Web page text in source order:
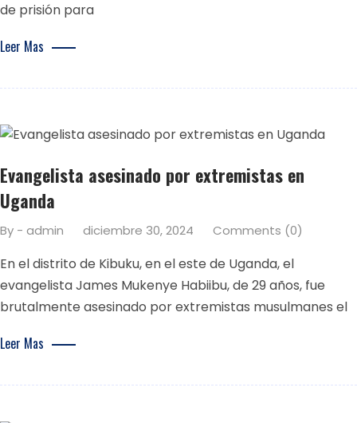
de prisión para
Leer Mas
Evangelista asesinado por extremistas en
Uganda
By - admin diciembre 30, 2024 Comments (0)
En el distrito de Kibuku, en el este de Uganda, el
evangelista James Mukenye Habiibu, de 29 años, fue
brutalmente asesinado por extremistas musulmanes el
Leer Mas